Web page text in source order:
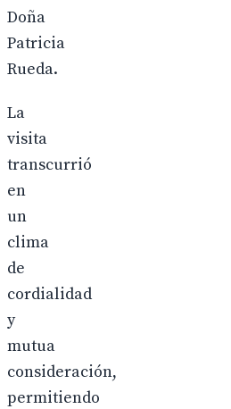
Doña
Patricia
Rueda.
La
visita
transcurrió
en
un
clima
de
cordialidad
y
mutua
consideración,
permitiendo